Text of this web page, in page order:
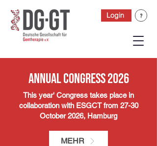
Login
Annual Congress 2026
This year' Congress takes place in
collaboration with ESGCT from 27-30
October 2026, Hamburg
MEHR